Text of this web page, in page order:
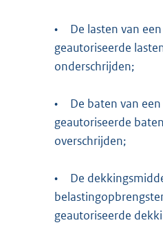
•
De lasten van
geautoriseerde
onderschrijden;
•
De baten van
geautoriseerde
overschrijden;
•
De
geautoriseerde